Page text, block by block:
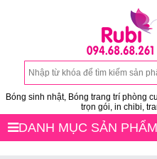
Bóng sinh nhật, Bóng trang trí phòng
trọn gói, in chibi,
DANH MỤC SẢN PHẨM